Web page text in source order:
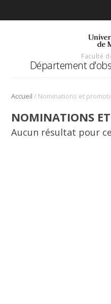
Faculté
Département
Accueil / Nominations et
NOMINATIONS
Aucun résultat pour